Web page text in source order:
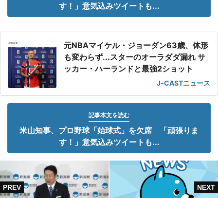
す！」意気込みツイートも...
元NBAマイケル・ジョーダン63歳、体形
も変わらず...スターのオーラダダ漏れ サ
ッカー・ハーランドと最強2ショット
J-CASTニュース
記事本文を読む
米山知事、プロ野球「始球式」を欠席 「頑張りま
す！」意気込みツイートも...